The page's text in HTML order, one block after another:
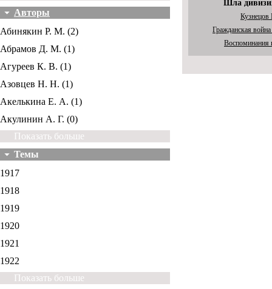
Авторы
Абинякин Р. М. (2)
Абрамов Д. М. (1)
Агуреев К. В. (1)
Азовцев Н. Н. (1)
Акелькина Е. А. (1)
Акулинин А. Г. (0)
Показать больше
Темы
1917
1918
1919
1920
1921
1922
Показать больше
Шла
Гражданская
Воспоминания